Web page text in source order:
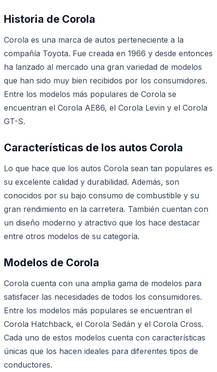
Historia de Corola
Corola es una marca de autos perteneciente a la
compañía Toyota. Fue creada en 1966 y desde entonces
ha lanzado al mercado una gran variedad de modelos
que han sido muy bien recibidos por los consumidores.
Entre los modelos más populares de Corola se
encuentran el Corola AE86, el Corola Levin y el Corola
GT-S.
Características de los autos Corola
Lo que hace que los autos Corola sean tan populares es
su excelente calidad y durabilidad. Además, son
conocidos por su bajo consumo de combustible y su
gran rendimiento en la carretera. También cuentan con
un diseño moderno y atractivo que los hace destacar
entre otros modelos de su categoría.
Modelos de Corola
Corola cuenta con una amplia gama de modelos para
satisfacer las necesidades de todos los consumidores.
Entre los modelos más populares se encuentran el
Corola Hatchback, el Corola Sedán y el Corola Cross.
Cada uno de estos modelos cuenta con características
únicas que los hacen ideales para diferentes tipos de
conductores.